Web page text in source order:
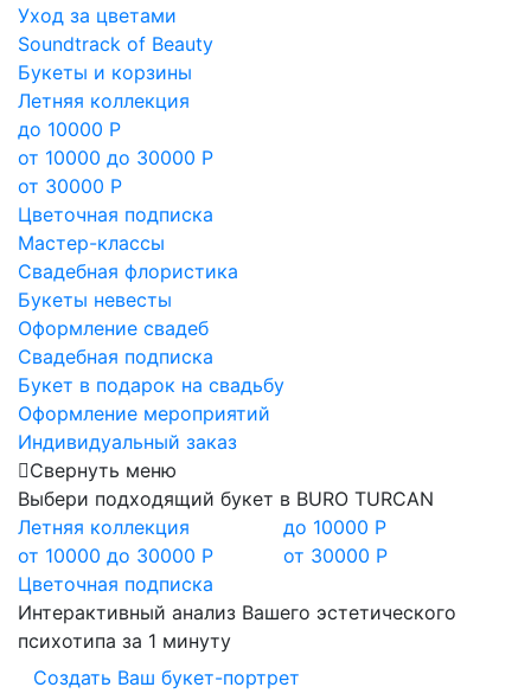
Уход за цветами
Soundtrack of Beauty
Букеты и корзины
Летняя коллекция
до 10000 Р
от 10000 до 30000 Р
от 30000 Р
Цветочная подписка
Мастер-классы
Свадебная флористика
Букеты невесты
Оформление свадеб
Свадебная подписка
Букет в подарок на свадьбу
Оформление мероприятий
Индивидуальный заказ
Свернуть меню
Выбери подходящий букет в BURO TURCAN
Летняя коллекция
до 10000 Р
от 10000 до 30000 Р
от 30000 Р
Цветочная подписка
Интерактивный анализ Вашего эстетического
психотипа за 1 минуту
Создать Ваш букет-портрет